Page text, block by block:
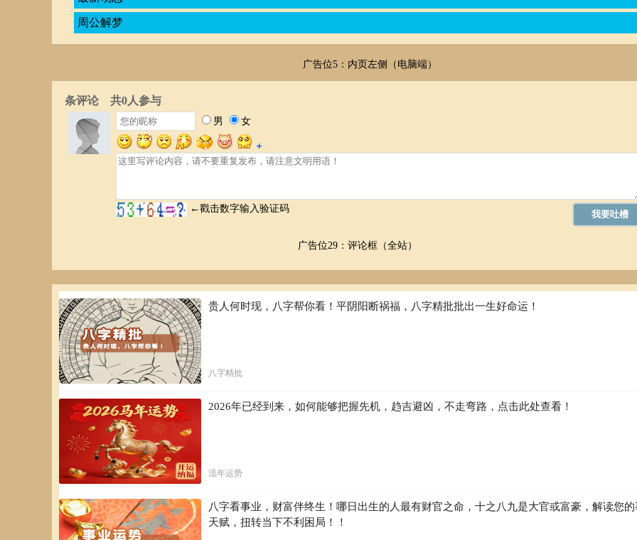
周公解梦
广告位5：内页左侧（电脑端）
广告位29：评论框（全站）
贵人何时现，八字帮你看！平阴阳断祸福，八字精批批出一生好命运！
八字精批
2026年已经到来，如何能够把握先机，趋吉避凶，不走弯路，点击此处查看！
流年运势
八字看事业，财富伴终生！哪日出生的人最有财官之命，十之八九是大官或富豪，解读您的
天赋，扭转当下不利困局！！